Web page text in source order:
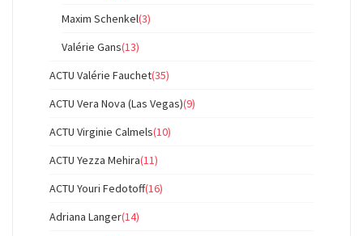
Maxim Schenkel(3)
Valérie Gans(13)
ACTU Valérie Fauchet(35)
ACTU Vera Nova (Las Vegas)(9)
ACTU Virginie Calmels(10)
ACTU Yezza Mehira(11)
ACTU Youri Fedotoff(16)
Adriana Langer(14)